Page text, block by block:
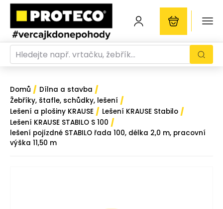
Domů / Dílna a stavba /
Žebříky, štafle, schůdky, lešení /
Lešení a plošiny KRAUSE / Lešení KRAUSE Stabilo /
Lešení KRAUSE STABILO S 100 /
lešení pojízdné STABILO řada 100, délka 2,0 m, pracovní
výška 11,50 m